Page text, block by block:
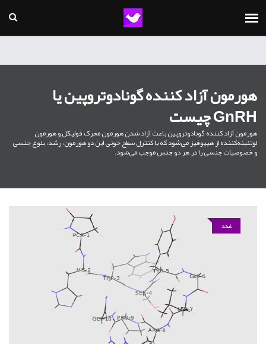
هورمون آزاد کننده گونادوتروپین یا
GnRH چیست
هورمون آزاد کننده گونادوتروپین باعث آزاد شدن هورمون محرک فولیکل و هورمون
لوتئینه‌کننده از هیپوفیز می‌شود که با کنترل سطح خونی این دو هورمون، رشد، بلوغ جنسی
و خصوصیات جنسی را در هر دو جنس موجب می‌شود.
غدد